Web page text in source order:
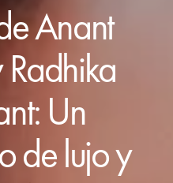
Anant
Un
de lujo y